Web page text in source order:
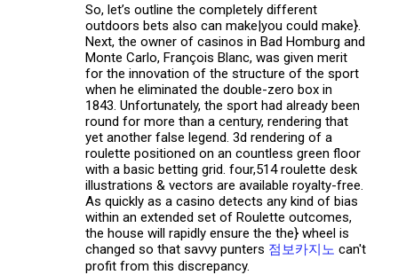
So, let’s outline the completely different
outdoors bets also can make|you could make}.
Next, the owner of casinos in Bad Homburg and
Monte Carlo, François Blanc, was given merit
for the innovation of the structure of the sport
when he eliminated the double-zero box in
1843. Unfortunately, the sport had already been
round for more than a century, rendering that
yet another false legend. 3d rendering of a
roulette positioned on an countless green floor
with a basic betting grid. four,514 roulette desk
illustrations & vectors are available royalty-free.
As quickly as a casino detects any kind of bias
within an extended set of Roulette outcomes,
the house will rapidly ensure the the} wheel is
changed so that savvy punters 점보카지노 can't
profit from this discrepancy.